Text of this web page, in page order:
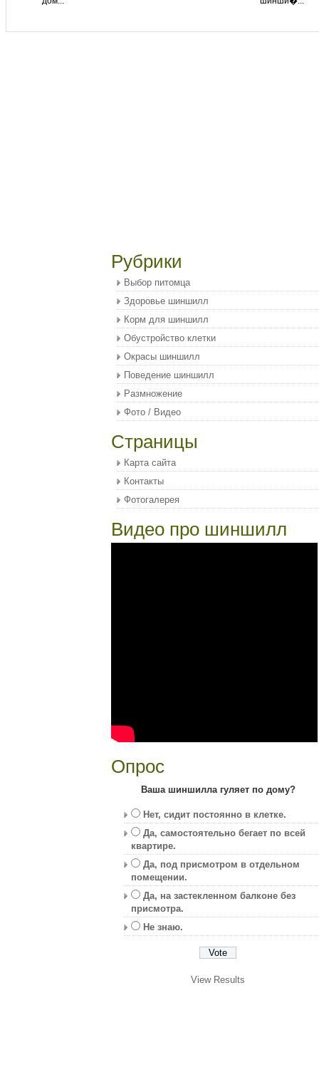
Рубрики
Выбор питомца
Здоровье шиншилл
Корм для шиншилл
Обустройство клетки
Окрасы шиншилл
Поведение шиншилл
Размножение
Фото / Видео
Страницы
Карта сайта
Контакты
Фотогалерея
Видео про шиншилл
Опрос
Ваша шиншилла гуляет по дому?
Нет, сидит постоянно в клетке.
Да, самостоятельно бегает по всей
квартире.
Да, под присмотром в отдельном
помещении.
Да, на застекленном балконе без
присмотра.
Не знаю.
View Results